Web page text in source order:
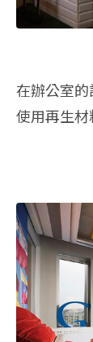
在辦公室
使用再生材